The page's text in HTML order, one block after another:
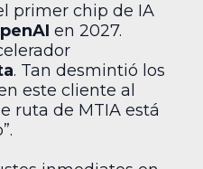
primer chip de IA
en 2027.
. Tan desmintió los
este cliente al
ruta de MTIA está